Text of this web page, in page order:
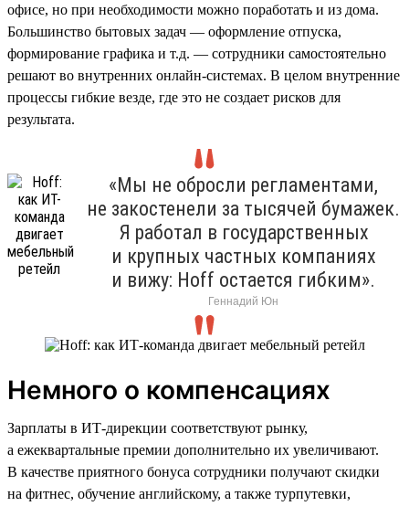
офисе, но при необходимости можно поработать и из дома.
Большинство бытовых задач — оформление отпуска,
формирование графика и т.д. — сотрудники самостоятельно
решают во внутренних онлайн-системах. В целом внутренние
процессы гибкие везде, где это не создает рисков для
результата.
«Мы не обросли регламентами,
не закостенели за тысячей бумажек.
Я работал в государственных
и крупных частных компаниях
и вижу: Hoff остается гибким».
Геннадий Юн
Немного о компенсациях
Зарплаты в ИТ-дирекции соответствуют рынку,
а ежеквартальные премии дополнительно их увеличивают.
В качестве приятного бонуса сотрудники получают скидки
на фитнес, обучение английскому, а также турпутевки,